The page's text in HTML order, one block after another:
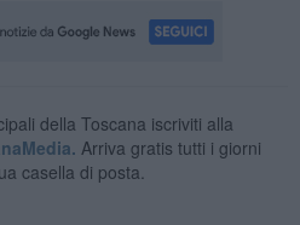
della Toscana iscriviti alla
Arriva gratis tutti i giorni
casella di posta.